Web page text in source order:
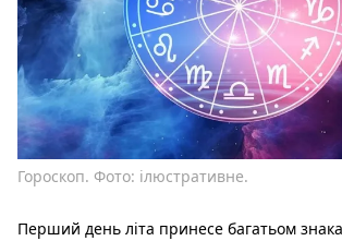
Гороскоп. Фото: ілюстративне.
Перший день літа принесе багатьом